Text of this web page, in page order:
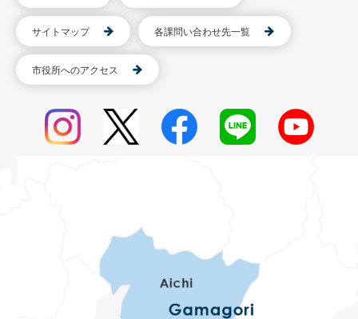
サイトマップ 各課問い合わせ先一覧
市役所へのアクセス